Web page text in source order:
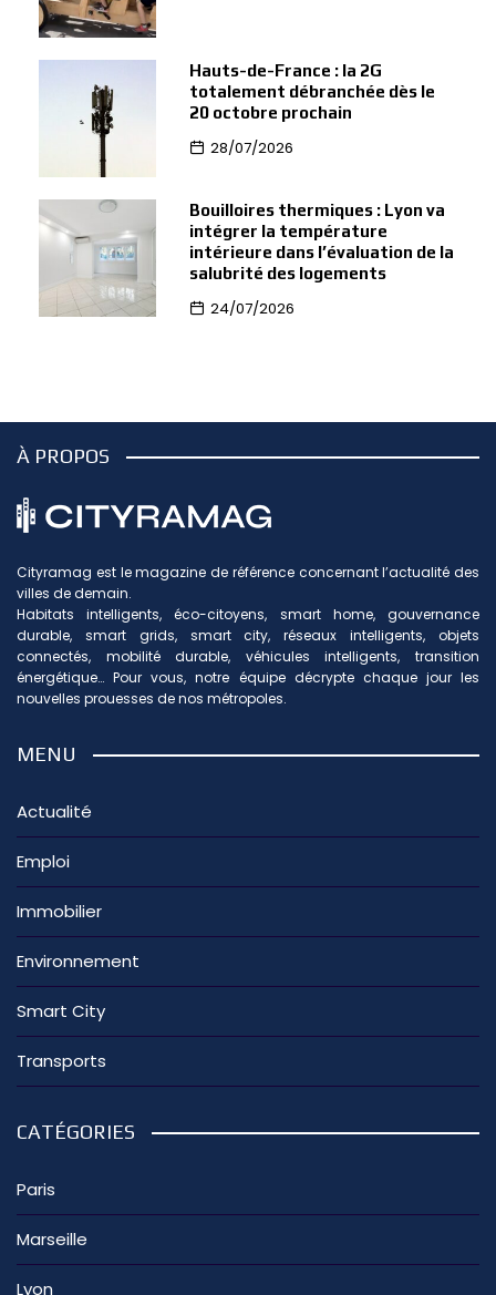
Hauts-de-France : la 2G
totalement débranchée dès le
20 octobre prochain
28/07/2026
Bouilloires thermiques : Lyon va
intégrer la température
intérieure dans l’évaluation de la
salubrité des logements
24/07/2026
À PROPOS
Cityramag est le magazine de référence concernant l’actualité des
villes de demain.
Habitats intelligents, éco-citoyens, smart home, gouvernance
durable, smart grids, smart city, réseaux intelligents, objets
connectés, mobilité durable, véhicules intelligents, transition
énergétique… Pour vous, notre équipe décrypte chaque jour les
nouvelles prouesses de nos métropoles.
MENU
Actualité
Emploi
Immobilier
Environnement
Smart City
Transports
CATÉGORIES
Paris
Marseille
Lyon